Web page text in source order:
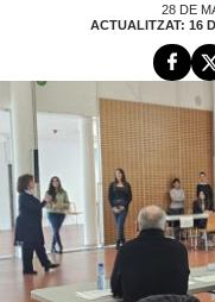
28 DE
ACTUALITZAT: 16